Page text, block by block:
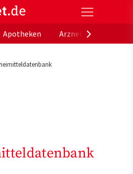
offizielle Gesundheitsportal der
Apotheken